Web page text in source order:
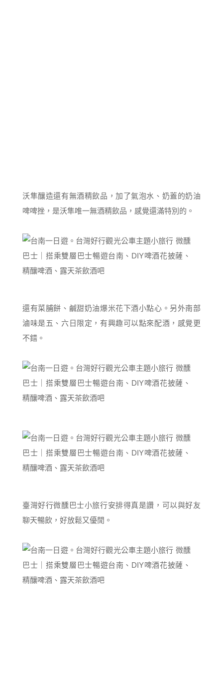
沃隼釀造還有無酒精飲品，加了氣泡水、奶蓋的奶油
啤啤挫，是沃隼唯一無酒精飲品，感覺還滿特別的。
還有菜脯餅、鹹甜奶油爆米花下酒小點心。另外南部
滷味是五、六日限定，有興趣可以點來配酒，感覺更
不錯。
臺灣好行微醺巴士小旅行安排得真是讚，可以與好友
聊天暢飲，好放鬆又優閒。